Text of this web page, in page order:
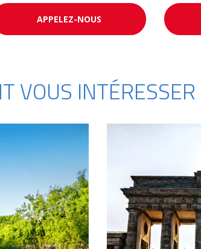
APPELEZ-NOUS
VOUS INTÉRESSER